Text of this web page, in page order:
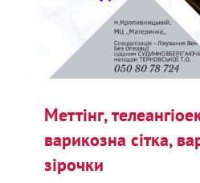
Меттінг,
варикозна сітка,
зірочки